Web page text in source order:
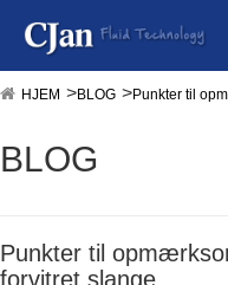
HJEM BLOG Punkter til
BLOG
Punkter til
forvitret slange